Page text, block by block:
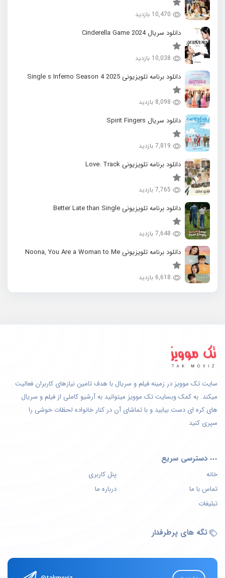
10,470 بازدید
دانلود سریال 2024 Cinderella Game
10,038 بازدید
دانلود برنامه تلویزیونی 2025 Single s Inferno Season 4
8,098 بازدید
دانلود سریال Spirit Fingers
7,819 بازدید
دانلود برنامه تلویزیونی Love: Track
7,765 بازدید
دانلود برنامه تلویزیونی Better Late than Single
7,648 بازدید
دانلود برنامه تلویزیونی Noona, You Are a Woman to Me
6,618 بازدید
سایت تک موویز در زمینه فیلم و سریال با هدف تامین نیازهای کاربران فعالیت
میکند. به کمک وبسایت تک موویز میتوانید به آرشیو کاملی از فیلم و سریال
های کره ای دست بیابید و با تماشای آن در کنار خانواده لحظات خوشی را
سپری کنید
دسترسی سریع
خانه
پنل کاربری
تماس با ما
درباره ما
تبلیغات
تگه های پرطرفدار